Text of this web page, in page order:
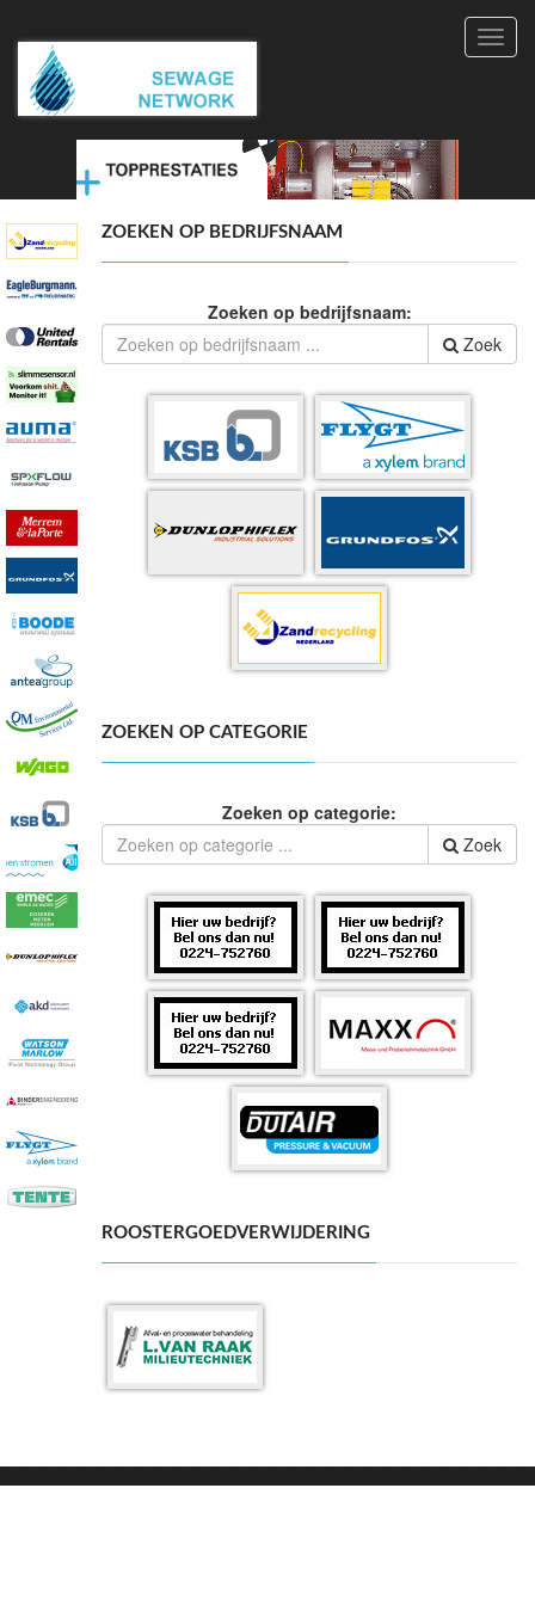
ZOEKEN OP BEDRIJFSNAAM
Zoeken op bedrijfsnaam:
Zoek
ZOEKEN OP CATEGORIE
Zoeken op categorie:
Zoek
ROOSTERGOEDVERWIJDERING